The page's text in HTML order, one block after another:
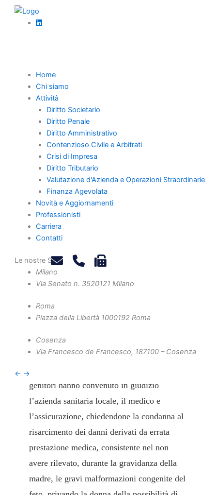
Home
Chi siamo
Attività
Diritto Societario
Diritto Penale
Diritto Amministrativo
Contenzioso Civile e Arbitrati
Crisi di Impresa
Diritto Tributario
Valutazione d'Azienda e Operazioni Straordinarie
Finanza Agevolata
Novità e Aggiornamenti
Professionisti
Carriera
Contatti
Le nostre Sedi
Milano
Via Senato n. 3520121 Milano
Roma
Piazza della Libertà 1000192 Roma
Cosenza
Via Francesco de Francesco, 187100 – Cosenza
← →
Esclusa
responsabilità
medica per nascita
figlio disabile
Il risarcimento del danno da errata
diagnosi prenatale spetta solo ai
genitori e non al figlio nato con
malformazioni.
A cura di Vincenzo Cantafio
Il caso
genitori hanno convenuto in giudizio
l’azienda sanitaria locale, il medico e
l’assicurazione, chiedendone la condanna al
risarcimento dei danni derivati da errata
prestazione medica, consistente nel non
avere rilevato, durante la gravidanza della
madre, le gravi malformazioni congenite del